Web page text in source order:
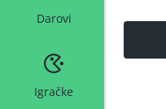
Darovi
Igračke